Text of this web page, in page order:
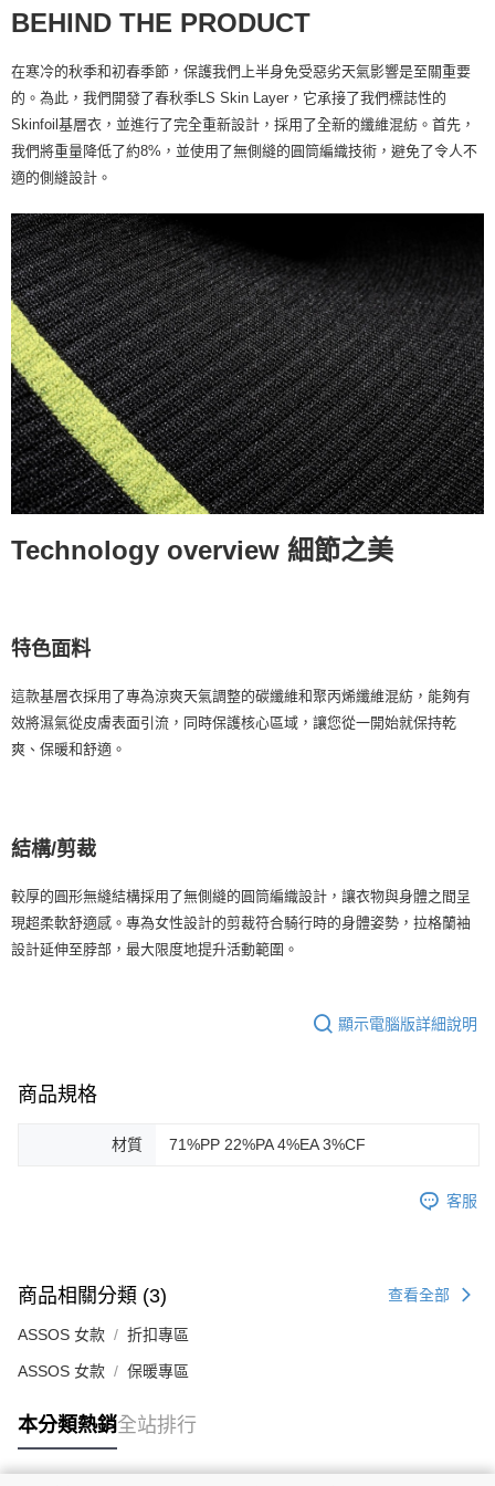
BEHIND THE PRODUCT
在寒冷的秋季和初春季節，保護我們上半身免受惡劣天氣影響是至關重要
的。為此，我們開發了春秋季LS Skin Layer，它承接了我們標誌性的
Skinfoil基層衣，並進行了完全重新設計，採用了全新的纖維混紡。首先，
我們將重量降低了約8%，並使用了無側縫的圓筒編織技術，避免了令人不
適的側縫設計。
Technology overview 細節之美
特色面料
這款基層衣採用了專為涼爽天氣調整的碳纖維和聚丙烯纖維混紡，能夠有
效將濕氣從皮膚表面引流，同時保護核心區域，讓您從一開始就保持乾
爽、保暖和舒適。
結構/剪裁
較厚的圓形無縫結構採用了無側縫的圓筒編織設計，讓衣物與身體之間呈
現超柔軟舒適感。專為女性設計的剪裁符合騎行時的身體姿勢，拉格蘭袖
設計延伸至脖部，最大限度地提升活動範圍。
顯示電腦版詳細說明
商品規格
材質 71%PP 22%PA 4%EA 3%CF
客服
商品相關分類 (3) 查看全部
ASSOS 女款 折扣專區
ASSOS 女款 保暖專區
本分類熱銷全站排行